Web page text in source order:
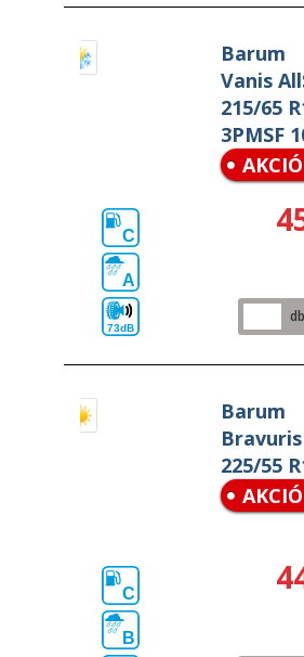
Barum
Vanis
215/65
3PMSF
AKCIÓ
C
A
73dB
db
Barum
225/55
AKCIÓ
C
B